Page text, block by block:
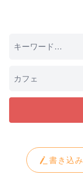
書き込み